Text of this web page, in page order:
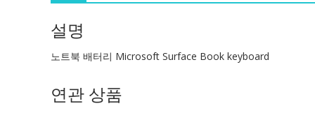
설명
노트북 배터리 Microsoft Surface Book keyboard
연관 상품